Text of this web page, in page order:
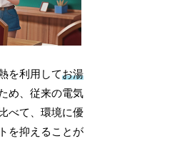
を利用してお湯
め、従来の電気
べて、環境に優
を抑えることが